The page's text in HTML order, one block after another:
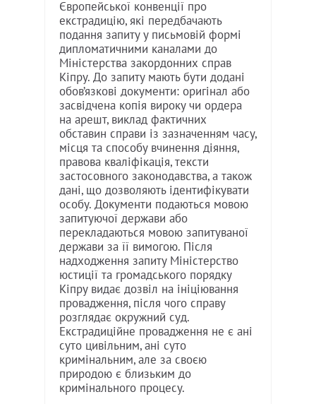
Європейської конвенції про
екстрадицію, які передбачають
подання запиту у письмовій формі
дипломатичними каналами до
Міністерства закордонних справ
Кіпру. До запиту мають бути додані
обов’язкові документи: оригінал або
засвідчена копія вироку чи ордера
на арешт, виклад фактичних
обставин справи із зазначенням часу,
місця та способу вчинення діяння,
правова кваліфікація, тексти
застосовного законодавства, а також
дані, що дозволяють ідентифікувати
особу. Документи подаються мовою
запитуючої держави або
перекладаються мовою запитуваної
держави за її вимогою. Після
надходження запиту Міністерство
юстиції та громадського порядку
Кіпру видає дозвіл на ініціювання
провадження, після чого справу
розглядає окружний суд.
Екстрадиційне провадження не є ані
суто цивільним, ані суто
кримінальним, але за своєю
природою є близьким до
кримінального процесу.